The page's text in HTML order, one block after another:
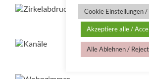
Zirkelabdruck
Heizergänge und
Cookie Einstellungen /
Akzeptiere alle /
Alle Ablehnen /